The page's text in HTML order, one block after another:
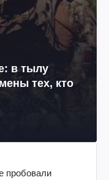
в тылу
тех, кто
пробовали